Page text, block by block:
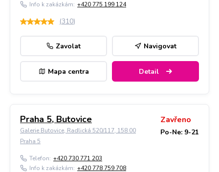
Info k zakázkám: +420 775 199 124
(310)
Zavolat Navigovat
Mapa centra Detail
Praha 5, Butovice
Galerie Butovice, Radlická 520/117, 158 00
Praha 5
Zavřeno
Po-Ne: 9-21
Telefon: +420 730 771 203
Info k zakázkám: +420 778 759 708